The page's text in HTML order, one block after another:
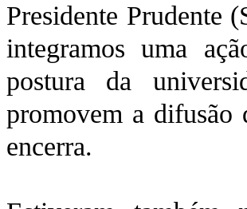
Presidente Prudente
integramos uma
postura da
promovem a difusão
encerra.